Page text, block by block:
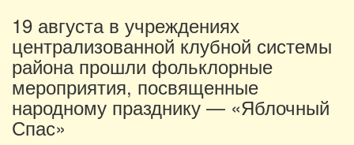
19 августа в учреждениях
централизованной клубной системы
района прошли фольклорные
мероприятия, посвященные
народному празднику — «Яблочный
Спас»